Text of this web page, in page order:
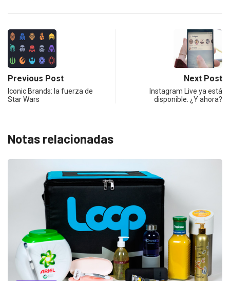
Previous Post
Iconic Brands: la fuerza de
Star Wars
Next Post
Instagram Live ya está
disponible. ¿Y ahora?
Notas relacionadas